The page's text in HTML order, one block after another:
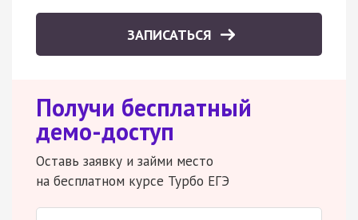
ЗАПИСАТЬСЯ
Получи бесплатный
демо-доступ
Оставь заявку и займи место
на бесплатном курсе Турбо ЕГЭ